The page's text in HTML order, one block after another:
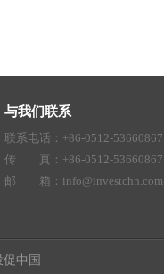
与我们联系
联系电话：+86-0512-53660867
传 真：+86-0512-53660867
邮 箱： info@investchn.com
中国